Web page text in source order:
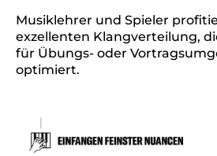
Musiklehrer und Spieler
exzellenten Klangverteilung,
für Übungs- oder
optimiert.